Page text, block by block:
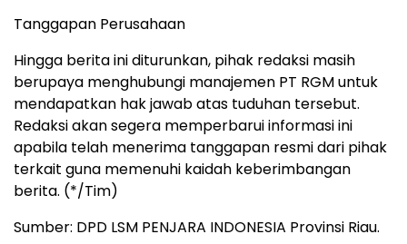
Tanggapan Perusahaan
Hingga berita ini diturunkan, pihak redaksi masih
berupaya menghubungi manajemen PT RGM untuk
mendapatkan hak jawab atas tuduhan tersebut.
Redaksi akan segera memperbarui informasi ini
apabila telah menerima tanggapan resmi dari pihak
terkait guna memenuhi kaidah keberimbangan
berita. (*/Tim)
Sumber: DPD LSM PENJARA INDONESIA Provinsi Riau.